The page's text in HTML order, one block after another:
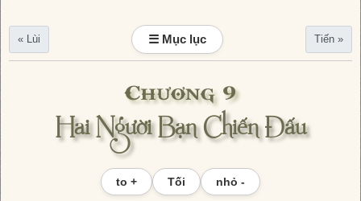
« Lùi ☰ Mục lục Tiến »
Chương 9
Hai Người Bạn Chiến Đấu
to + Tối nhỏ -